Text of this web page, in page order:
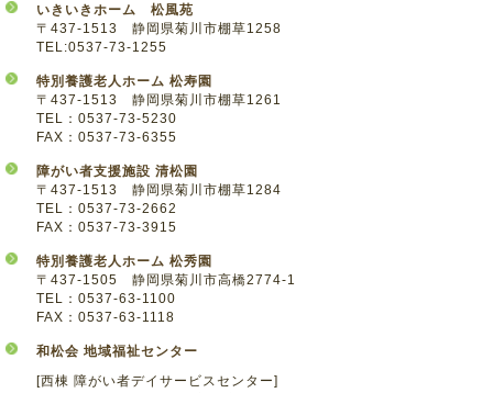
いきいきホーム 松風苑
〒437-1513 静岡県菊川市棚草1258
TEL:0537-73-1255
特別養護老人ホーム 松寿園
〒437-1513 静岡県菊川市棚草1261
TEL：0537-73-5230
FAX：0537-73-6355
障がい者支援施設 清松園
〒437-1513 静岡県菊川市棚草1284
TEL：0537-73-2662
FAX：0537-73-3915
特別養護老人ホーム 松秀園
〒437-1505 静岡県菊川市高橋2774-1
TEL：0537-63-1100
FAX：0537-63-1118
和松会 地域福祉センター
[西棟 障がい者デイサービスセンター]